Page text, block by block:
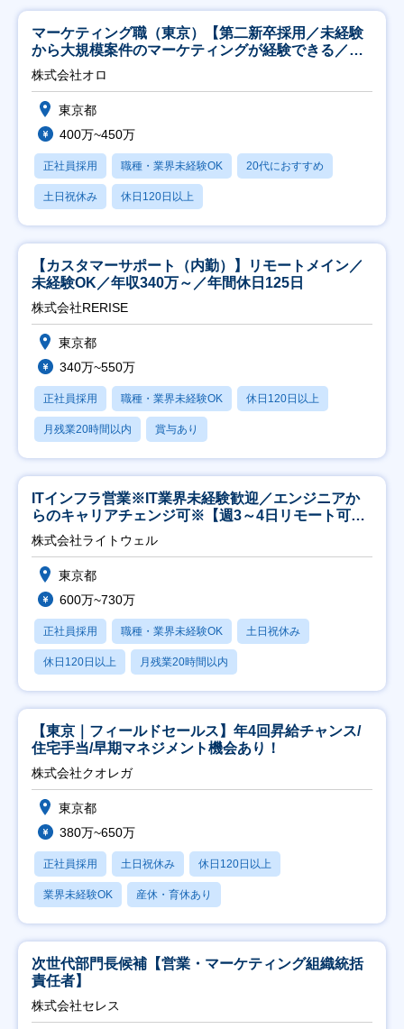
マーケティング職（東京）【第二新卒採用／未経験
から大規模案件のマーケティングが経験できる／研
修充実】
株式会社オロ
東京都
400万~450万
正社員採用 職種・業界未経験OK 20代におすすめ
土日祝休み 休日120日以上
【カスタマーサポート（内勤）】リモートメイン／
未経験OK／年収340万～／年間休日125日
株式会社RERISE
東京都
340万~550万
正社員採用 職種・業界未経験OK 休日120日以上
月残業20時間以内 賞与あり
ITインフラ営業※IT業界未経験歓迎／エンジニアか
らのキャリアチェンジ可※【週3～4日リモート可
能】
株式会社ライトウェル
東京都
600万~730万
正社員採用 職種・業界未経験OK 土日祝休み
休日120日以上 月残業20時間以内
【東京｜フィールドセールス】年4回昇給チャンス/
住宅手当/早期マネジメント機会あり！
株式会社クオレガ
東京都
380万~650万
正社員採用 土日祝休み 休日120日以上
業界未経験OK 産休・育休あり
次世代部門長候補【営業・マーケティング組織統括
責任者】
株式会社セレス